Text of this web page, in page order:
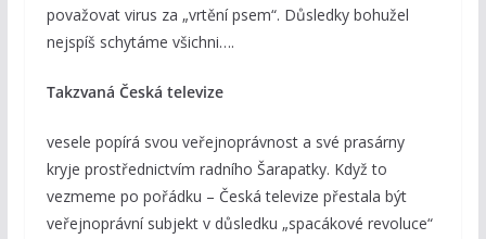
považovat virus za „vrtění psem“. Důsledky bohužel
nejspíš schytáme všichni….
Takzvaná Česká televize
vesele popírá svou veřejnoprávnost a své prasárny
kryje prostřednictvím radního Šarapatky. Když to
vezmeme po pořádku – Česká televize přestala být
veřejnoprávní subjekt v důsledku „spacákové revoluce“